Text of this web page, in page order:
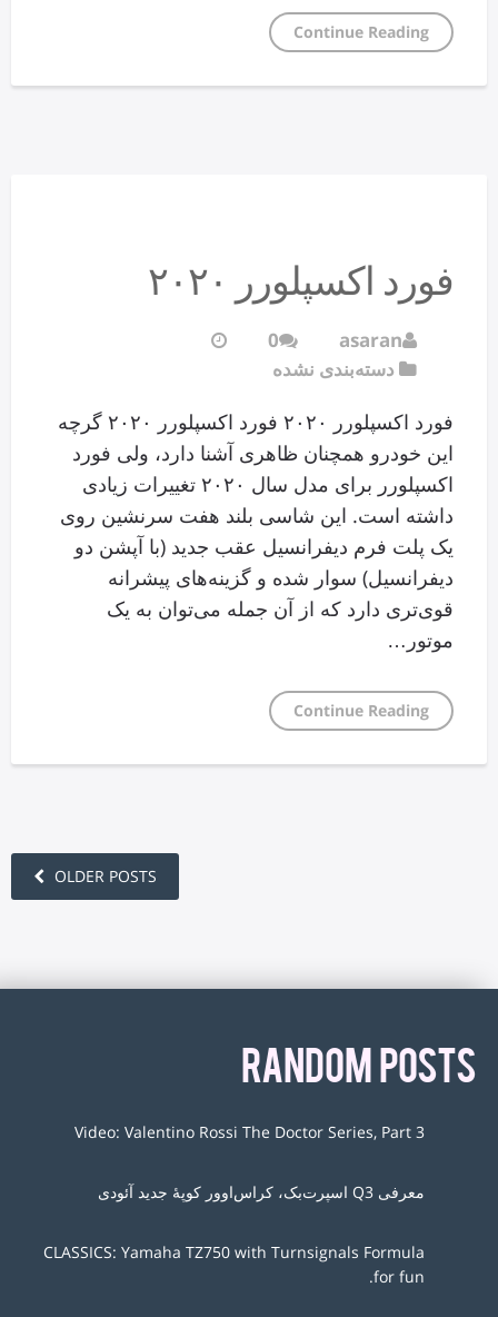
Continue Reading
فورد اکسپلورر ۲۰۲۰
asaran
0
دسته‌بندی نشده
فورد اکسپلورر ۲۰۲۰ فورد اکسپلورر ۲۰۲۰ گرچه
این خودرو همچنان ظاهری آشنا دارد، ولی فورد
اکسپلورر برای مدل سال ۲۰۲۰ تغییرات زیادی
داشته است. این شاسی بلند هفت سرنشین روی
یک پلت فرم دیفرانسیل عقب جدید (با آپشن دو
دیفرانسیل) سوار شده و گزینه‌های پیشرانه
قوی‌تری دارد که از آن جمله می‌توان به یک
موتور…
Continue Reading
OLDER POSTS
RANDOM POSTS
Video: Valentino Rossi The Doctor Series, Part 3
معرفی Q3 اسپرت‌بک، کراس‌اوور کوپهٔ جدید آئودی
CLASSICS: Yamaha TZ750 with Turnsignals Formula
for fun.